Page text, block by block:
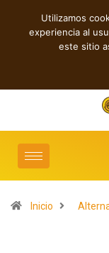
Shaven Primates:
Inicio
Utilizamos
experiencia al
este sitio